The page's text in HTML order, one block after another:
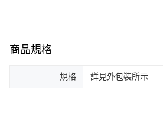
商品規格
規格 詳見外包裝所示